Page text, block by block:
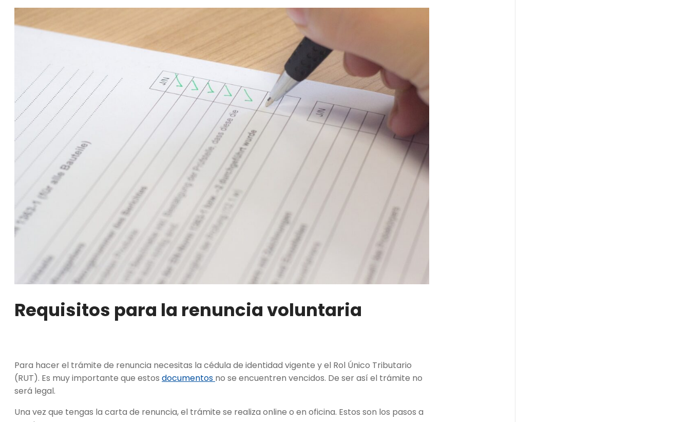
Requisitos para la renuncia voluntaria
Para hacer el trámite de renuncia necesitas la cédula de identidad vigente y el Rol Único Tributario
(RUT). Es muy importante que estos documentos no se encuentren vencidos. De ser así el trámite no
será legal.
Una vez que tengas la carta de renuncia, el trámite se realiza online o en oficina. Estos son los pasos a